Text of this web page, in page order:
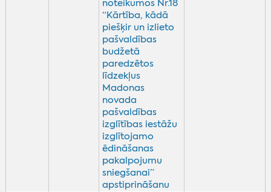
noteikumos Nr.18
“Kārtība, kādā
piešķir un izlieto
pašvaldības
budžetā
paredzētos
līdzekļus
Madonas
novada
pašvaldības
izglītības iestāžu
izglītojamo
ēdināšanas
pakalpojumu
sniegšanai”
apstiprināšanu